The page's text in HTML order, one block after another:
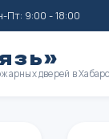
Пт: 9:00 - 18:00
дверей в